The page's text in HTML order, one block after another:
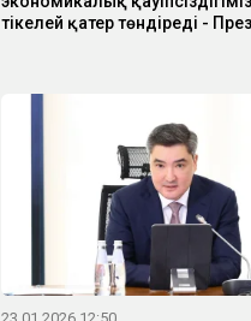
тікелей қатер төндіреді -